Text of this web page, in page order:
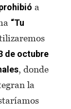
a
“Tu
de octubre
, donde
la